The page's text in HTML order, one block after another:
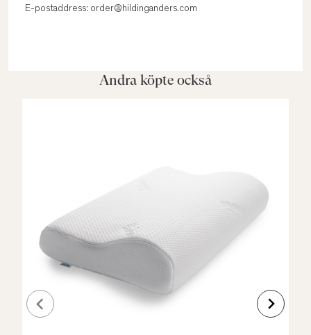
E-postaddress: order@hildinganders.com
Andra köpte också